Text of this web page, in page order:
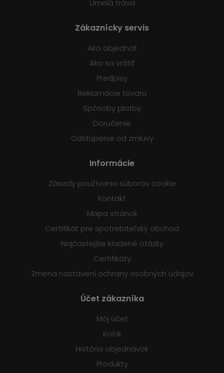
Umelá tráva
Zákaznícky servis
Ako objednať
Ako sa vrátiť
Predpisy
Reklamácie tovaru
Spôsoby platby
Doručenie
Odstúpenie od zmluvy
Informácie
Zásady používania súborov cookie
Kontakt
Mapa stránok
Certifikát pre spotrebiteľský obchod
Najčastejšie kladené otázky
Certifikáty
Zmena nastavení ochrany osobných údajov
Účet zákazníka
Môj účet
Košík
História objednávok
Produkty